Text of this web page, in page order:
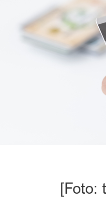
[Foto: